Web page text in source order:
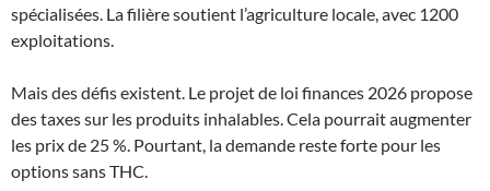
spécialisées. La filière soutient l’agriculture locale, avec 1200
exploitations.
Mais des défis existent. Le projet de loi finances 2026 propose
des taxes sur les produits inhalables. Cela pourrait augmenter
les prix de 25 %. Pourtant, la demande reste forte pour les
options sans THC.